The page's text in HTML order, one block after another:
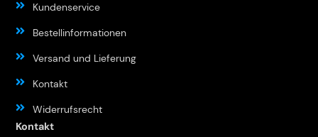
Kundenservice
Bestellinformationen
Versand und Lieferung
Kontakt
Widerrufsrecht
Kontakt